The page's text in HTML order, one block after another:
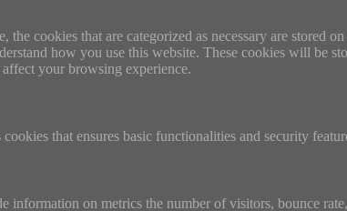
cookies that are categorized as necessary are stored
how you use this website. These cookies will be
your browsing experience.
that ensures basic functionalities and security
on metrics the number of visitors, bounce